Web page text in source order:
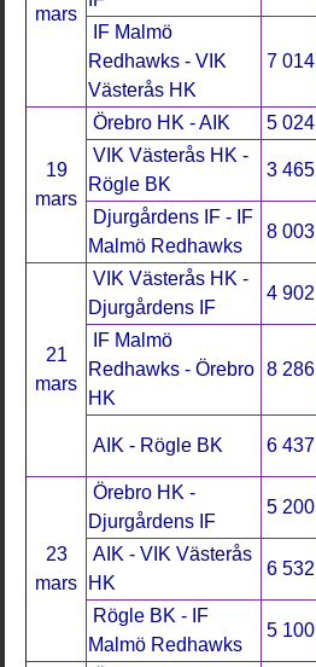
mars
IF Malmö
Redhawks - VIK
Västerås HK
7 014
19
mars
Örebro HK - AIK 5 024
VIK Västerås HK -
Rögle BK
3 465
Djurgårdens IF - IF
Malmö Redhawks
8 003
21
mars
VIK Västerås HK -
Djurgårdens IF
4 902
IF Malmö
Redhawks - Örebro
HK
8 286
AIK - Rögle BK 6 437
23
mars
Örebro HK -
Djurgårdens IF
5 200
AIK - VIK Västerås
HK
6 532
Rögle BK - IF
Malmö Redhawks
5 100